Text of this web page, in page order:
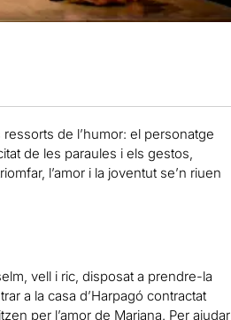
ressorts de l’humor: el personatge
de les paraules i els gestos,
l’amor i la joventut se’n riuen
vell i ric, disposat a prendre-la
a la casa d’Harpagó contractat
per l’amor de Mariana. Per ajudar